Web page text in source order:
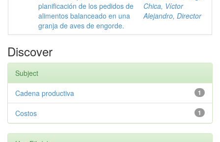
planificación de los pedidos de
alimentos balanceado en una
granja de aves de engorde.
Chica, Víctor
Alejandro, Director
Discover
Subject
1
Cadena productiva
1
Costos